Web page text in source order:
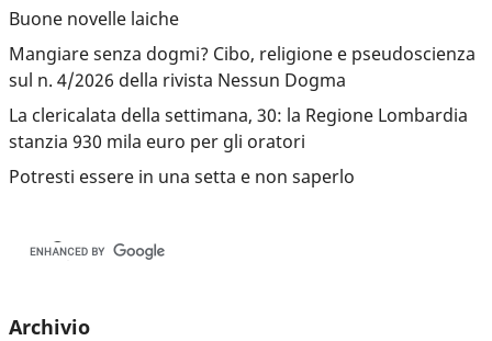
Buone novelle laiche
Mangiare senza dogmi? Cibo, religione e pseudoscienza
sul n. 4/2026 della rivista Nessun Dogma
La clericalata della settimana, 30: la Regione Lombardia
stanzia 930 mila euro per gli oratori
Potresti essere in una setta e non saperlo
Archivio